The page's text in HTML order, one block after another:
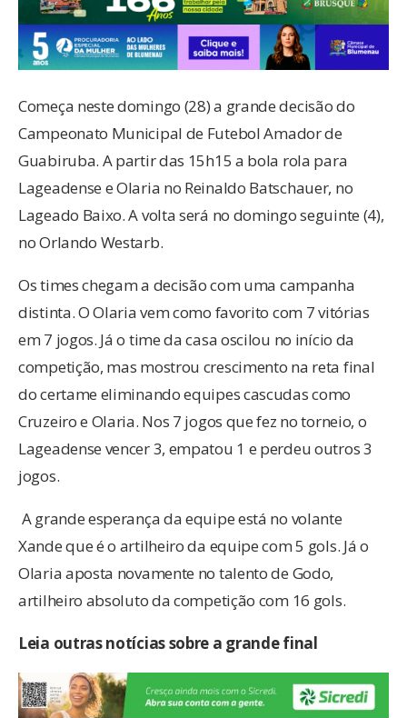
Começa neste domingo (28) a grande decisão do
Campeonato Municipal de Futebol Amador de
Guabiruba. A partir das 15h15 a bola rola para
Lageadense e Olaria no Reinaldo Batschauer, no
Lageado Baixo. A volta será no domingo seguinte (4),
no Orlando Westarb.
Os times chegam a decisão com uma campanha
distinta. O Olaria vem como favorito com 7 vitórias
em 7 jogos. Já o time da casa oscilou no início da
competição, mas mostrou crescimento na reta final
do certame eliminando equipes cascudas como
Cruzeiro e Olaria. Nos 7 jogos que fez no torneio, o
Lageadense vencer 3, empatou 1 e perdeu outros 3
jogos.
A grande esperança da equipe está no volante
Xande que é o artilheiro da equipe com 5 gols. Já o
Olaria aposta novamente no talento de Godo,
artilheiro absoluto da competição com 16 gols.
Leia outras notícias sobre a grande final